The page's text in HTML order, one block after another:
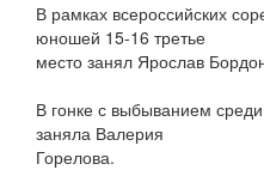
В рамках всероссийских
юношей 15-16 третье
место занял Ярослав
В гонке с выбыванием
заняла Валерия
Горелова.